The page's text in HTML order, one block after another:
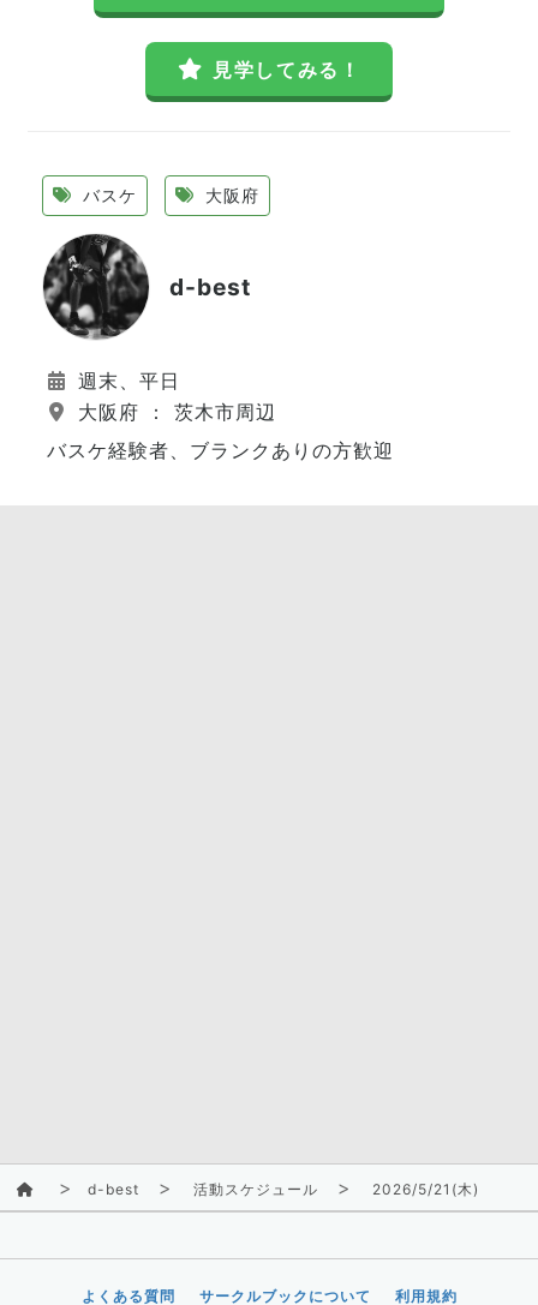
見学してみる！
バスケ 大阪府
d-best
週末、平日
大阪府 ： 茨木市周辺
バスケ経験者、ブランクありの方歓迎
d-best 活動スケジュール 2026/5/21(木)
よくある質問 サークルブックについて 利用規約